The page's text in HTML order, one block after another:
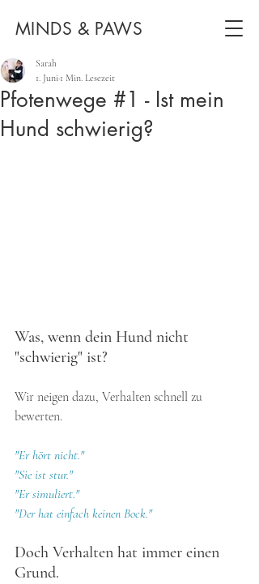
MINDS & PAWS
Pfotenwege #1 - Ist mein
Hund schwierig?
Sarah
1. Juni 1 Min. Lesezeit
Was, wenn dein Hund nicht
"schwierig" ist?
Wir neigen dazu, Verhalten schnell zu
bewerten.
"Er hört nicht."
"Sie ist stur."
"Er simuliert."
"Der hat einfach keinen Bock."
Doch Verhalten hat immer einen
Grund.